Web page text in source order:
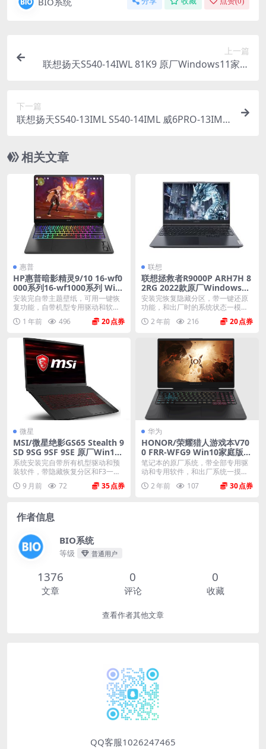
上一篇
联想扬天S540-14IWL 81K9 原厂Windows11家庭
下一篇
联想扬天S540-13IML S540-14IML 威6PRO-13IML
4s IML 原厂Windows10家庭版 oem系统镜像下载
相关文章
惠普
HP惠普暗影精灵9/10 16-wf0
000系列16-wf1000系列 Win
dows11家庭中文版 原厂oem
系统
安装完自带主题壁纸，可用一键恢
复功能，自带机型专用驱动和软
件，将电脑恢复到出厂时...
1 年前 496 20
联想
联想拯救者R9000P ARH7H 8
2RG 2022款原厂Windows11
家庭中文版恢复镜像 原厂oe
m系统
安装完恢复隐藏分区，带一键还原
功能，和出厂时的系统状态一模一
样。 机型(MTM)...
2 年前 216 20
微星
MSI/微星绝影GS65 Stealth 9
SD 9SG 9SF 9SE 原厂Win10
1809系统 工厂文件 带F3一键
还原
系统安装完自带所有机型驱动和预
装软件，带隐藏恢复分区和F3一键
还原，恢复到新机开...
9 月前 72 35
华为
HONOR/荣耀猎人游戏本V70
0 FRR-WFG9 Win10家庭版
原厂oem系统
笔记本的原厂系统，带全部专用驱
动和专用软件，和出厂系统一摸一
样。不带一键还原功能...
2 年前 107 30
作者信息
BIO系统
等级 普通用户
1376
文章
0
评论
0
收藏
查看作者其他文章
QQ客服1026247465